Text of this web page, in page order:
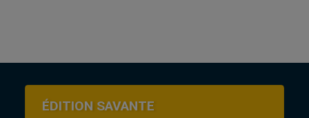
ÉDITION SAVANTE